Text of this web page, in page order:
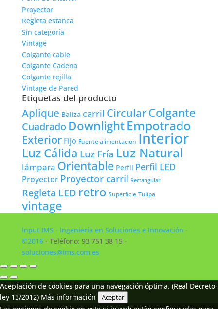
Proyector
Regleta estanca
Sin categoría
Vintage
Colgante cable
Colgante Cadena
Colgante rejilla
Vintage de Pared
Etiquetas del producto
Aplique Baliza carril CircularColgante
Cuadrado DownlightEmpotrado
Exterior Fijo Fuente alimentacion Interior
Luz Cálida Luz Fría Luz Natural
lámpara Orientable Perfil Perfil LED
Proyector Proyector carril Rectangular
Regleta LED retro Superficie Tulipa
vintage
Input IMS - Ingeniería en Soluciones e Innovación -
©2016- Teléfono: 93 751 38 15 -
soluciones@ims.com.es
Aceptación de cookies para una navegación óptima. (Real Decreto-
ley 13/2012) Más información Aceptar